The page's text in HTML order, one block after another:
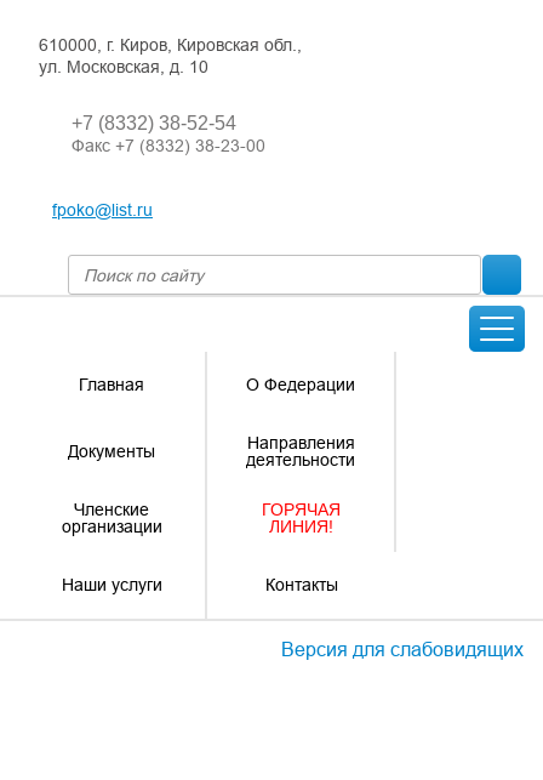
610000, г. Киров, Кировская обл.,
ул. Московская, д. 10
+7 (8332) 38-52-54
Факс +7 (8332) 38-23-00
fpoko@list.ru
Главная О Федерации
Документы
Направления
деятельности
Членские
организации
ГОРЯЧАЯ
ЛИНИЯ!
Наши услуги Контакты
Версия для слабовидящих